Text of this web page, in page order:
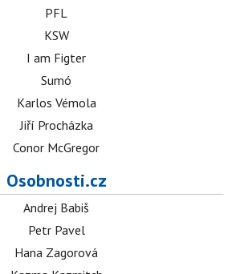
PFL
KSW
I am Figter
Sumó
Karlos Vémola
Jiří Procházka
Conor McGregor
Osobnosti.cz
Andrej Babiš
Petr Pavel
Hana Zagorová